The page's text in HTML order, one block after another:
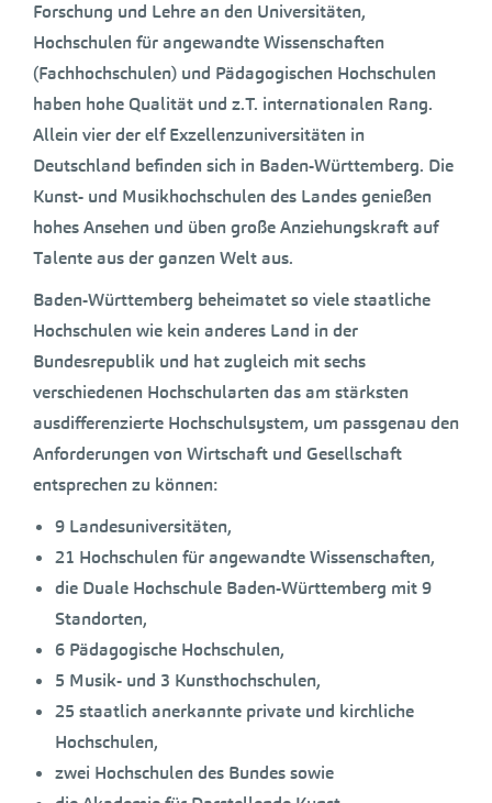
Forschung und Lehre an den Universitäten,
Hochschulen für angewandte Wissenschaften
(Fachhochschulen) und Pädagogischen Hochschulen
haben hohe Qualität und z.T. internationalen Rang.
Allein vier der elf Exzellenzuniversitäten in
Deutschland befinden sich in Baden-Württemberg. Die
Kunst- und Musikhochschulen des Landes genießen
hohes Ansehen und üben große Anziehungskraft auf
Talente aus der ganzen Welt aus.
Baden-Württemberg beheimatet so viele staatliche
Hochschulen wie kein anderes Land in der
Bundesrepublik und hat zugleich mit sechs
verschiedenen Hochschularten das am stärksten
ausdifferenzierte Hochschulsystem, um passgenau den
Anforderungen von Wirtschaft und Gesellschaft
entsprechen zu können:
9 Landesuniversitäten,
21 Hochschulen für angewandte Wissenschaften,
die Duale Hochschule Baden-Württemberg mit 9
Standorten,
6 Pädagogische Hochschulen,
5 Musik- und 3 Kunsthochschulen,
25 staatlich anerkannte private und kirchliche
Hochschulen,
zwei Hochschulen des Bundes sowie